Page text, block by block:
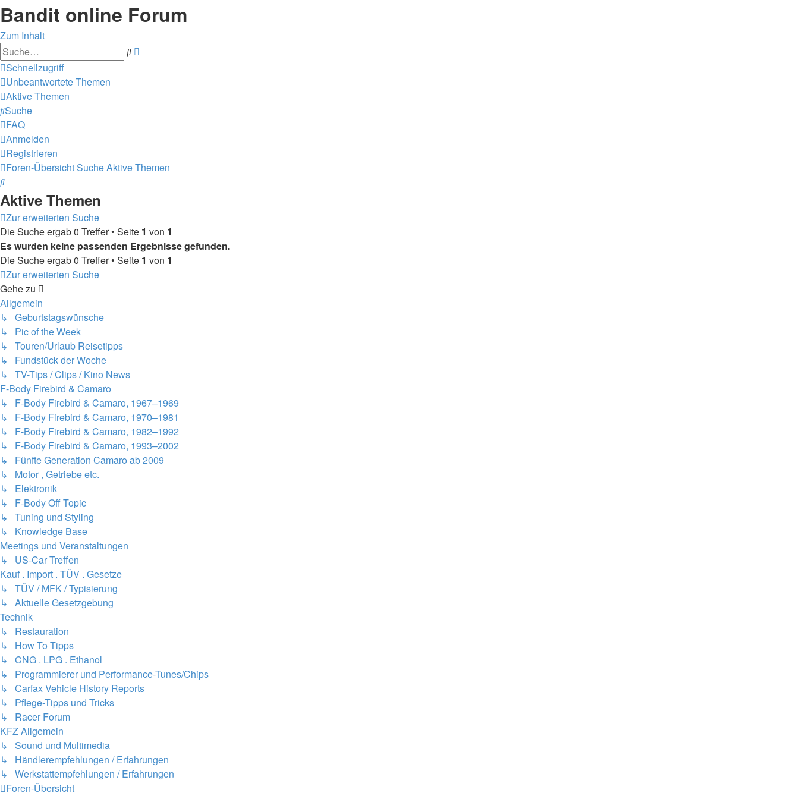
Bandit online Forum
Zum Inhalt
Suche
Schnellzugriff
Unbeantwortete Themen
Aktive Themen
Suche
FAQ
Anmelden
Registrieren
Foren-ÜbersichtSucheAktive Themen
Suche
Aktive Themen
Zur erweiterten Suche
Die Suche ergab 0 Treffer • Seite 1 von 1
Es wurden keine passenden Ergebnisse gefunden.
Die Suche ergab 0 Treffer • Seite 1 von 1
Zur erweiterten Suche
Gehe zu
Allgemein
↳ Geburtstagswünsche
↳ Pic of the Week
↳ Touren/Urlaub Reisetipps
↳ Fundstück der Woche
↳ TV-Tips / Clips / Kino News
F-Body Firebird & Camaro
↳ F-Body Firebird & Camaro, 1967–1969
↳ F-Body Firebird & Camaro, 1970–1981
↳ F-Body Firebird & Camaro, 1982–1992
↳ F-Body Firebird & Camaro, 1993–2002
↳ Fünfte Generation Camaro ab 2009
↳ Motor , Getriebe etc.
↳ Elektronik
↳ F-Body Off Topic
↳ Tuning und Styling
↳ Knowledge Base
Meetings und Veranstaltungen
↳ US-Car Treffen
Kauf . Import . TÜV . Gesetze
↳ TÜV / MFK / Typisierung
↳ Aktuelle Gesetzgebung
Technik
↳ Restauration
↳ How To Tipps
↳ CNG . LPG . Ethanol
↳ Programmierer und Performance-Tunes/Chips
↳ Carfax Vehicle History Reports
↳ Pflege-Tipps und Tricks
↳ Racer Forum
KFZ Allgemein
↳ Sound und Multimedia
↳ Händlerempfehlungen / Erfahrungen
↳ Werkstattempfehlungen / Erfahrungen
Foren-Übersicht